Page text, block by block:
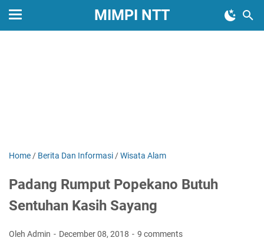
MIMPI NTT
Home / Berita Dan Informasi /Wisata Alam
Padang Rumput Popekano Butuh
Sentuhan Kasih Sayang
Oleh Admin December 08, 2018 9 comments